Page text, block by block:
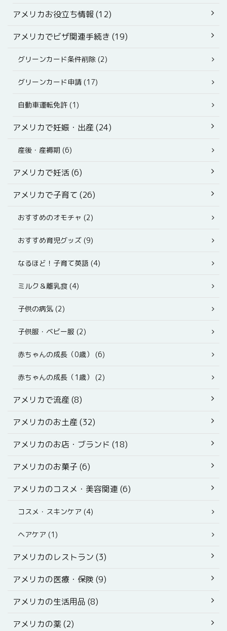
アメリカお役立ち情報 (12)
アメリカでビザ関連手続き (19)
グリーンカード条件削除 (2)
グリーンカード申請 (17)
自動車運転免許 (1)
アメリカで妊娠・出産 (24)
産後・産褥期 (6)
アメリカで妊活 (6)
アメリカで子育て (26)
おすすめのオモチャ (2)
おすすめ育児グッズ (9)
なるほど！子育て英語 (4)
ミルク＆離乳食 (4)
子供の病気 (2)
子供服・ベビー服 (2)
赤ちゃんの成長（0歳） (6)
赤ちゃんの成長（1歳） (2)
アメリカで流産 (8)
アメリカのお土産 (32)
アメリカのお店・ブランド (18)
アメリカのお菓子 (6)
アメリカのコスメ・美容関連 (6)
コスメ・スキンケア (4)
ヘアケア (1)
アメリカのレストラン (3)
アメリカの医療・保険 (9)
アメリカの生活用品 (8)
アメリカの薬 (2)